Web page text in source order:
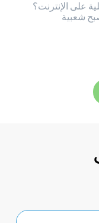
على الإنترنت؟
شعبية